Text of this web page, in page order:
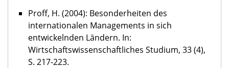
Proff, H. (2004): Besonderheiten des
internationalen Managements in sich
entwickelnden Ländern. In:
Wirtschaftswissenschaftliches Studium, 33 (4),
S. 217-223.